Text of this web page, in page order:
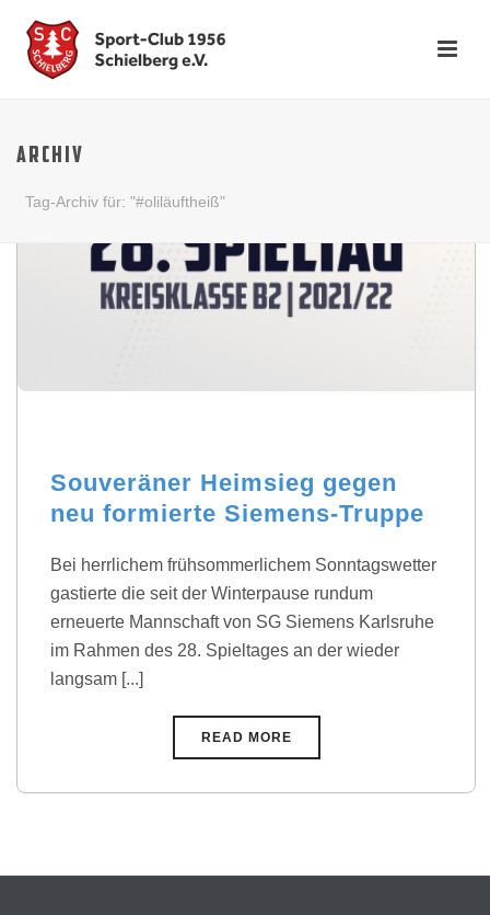
ARCHIV
Tag-Archiv für: "#oliläuftheiß"
Souveräner Heimsieg gegen
neu formierte Siemens-Truppe
Bei herrlichem frühsommerlichem Sonntagswetter
gastierte die seit der Winterpause rundum
erneuerte Mannschaft von SG Siemens Karlsruhe
im Rahmen des 28. Spieltages an der wieder
langsam [...]
READ MORE